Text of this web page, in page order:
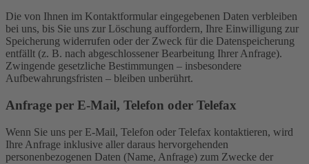
Die von Ihnen im Kontaktformular eingegebenen Daten verbleiben
bei uns, bis Sie uns zur Löschung auffordern, Ihre Einwilligung zur
Speicherung widerrufen oder der Zweck für die Datenspeicherung
entfällt (z. B. nach abgeschlossener Bearbeitung Ihrer Anfrage).
Zwingende gesetzliche Bestimmungen – insbesondere
Aufbewahrungsfristen – bleiben unberührt.
Anfrage per E-Mail, Telefon oder Telefax
Wenn Sie uns per E-Mail, Telefon oder Telefax kontaktieren, wird
Ihre Anfrage inklusive aller daraus hervorgehenden
personenbezogenen Daten (Name, Anfrage) zum Zwecke der